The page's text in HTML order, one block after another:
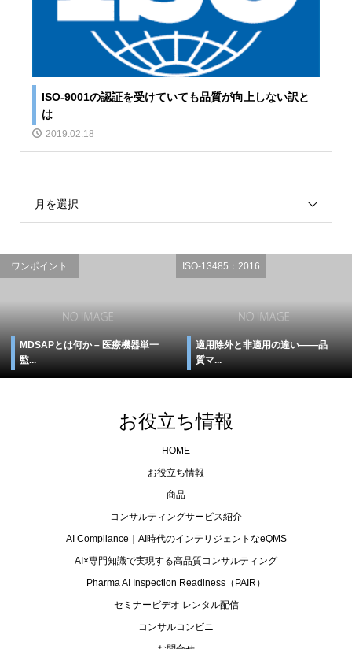
ISO-9001の認証を受けていても品質が向上しない訳と
は
2019.02.18
月を選択
ワンポイント
MDSAPとは何か – 医療機器単一
監...
ISO-13485：2016
適用除外と非適用の違い――品
質マ...
お役立ち情報
HOME
お役立ち情報
商品
コンサルティングサービス紹介
AI Compliance｜AI時代のインテリジェントなeQMS
AI×専門知識で実現する高品質コンサルティング
Pharma AI Inspection Readiness（PAIR）
セミナービデオ レンタル配信
コンサルコンビニ